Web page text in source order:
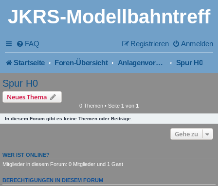
JKRS-Modellbahntreff
FAQ Anmelden
Registrieren
Startseite Foren-Übersicht Anlagenvorstellung der Mitglieder nach Spurweiten Spur H0
Spur H0
Neues Thema
0 Themen • Seite 1 von 1
In diesem Forum gibt es keine Themen oder Beiträge.
Gehe zu
WER IST ONLINE?
Mitglieder in diesem Forum: 0 Mitglieder und 1 Gast
BERECHTIGUNGEN IN DIESEM FORUM